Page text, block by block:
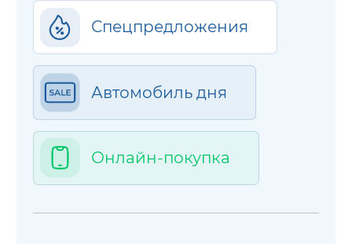
Спецпредложения
Автомобиль дня
Онлайн-покупка